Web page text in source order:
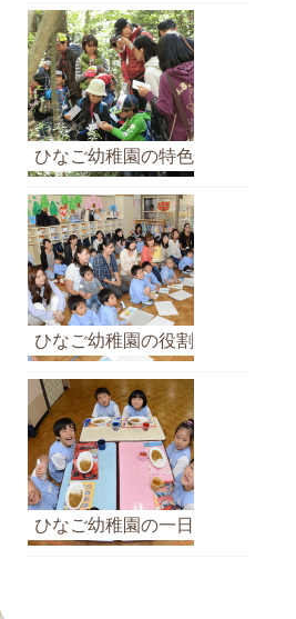
ブ
ひなご幼稚園の特色
ひなご幼稚園の役割
ひなご幼稚園の一日